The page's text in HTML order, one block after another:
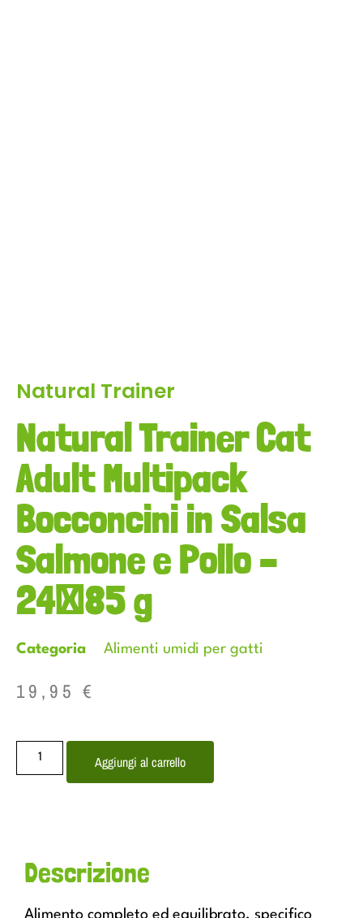
Natural Trainer
Natural Trainer Cat
Adult Multipack
Bocconcini in Salsa
Salmone e Pollo –
24×85 g
Categoria Alimenti umidi per gatti
19,95€
Aggiungi al carrello
Descrizione
Alimento completo ed equilibrato, specifico